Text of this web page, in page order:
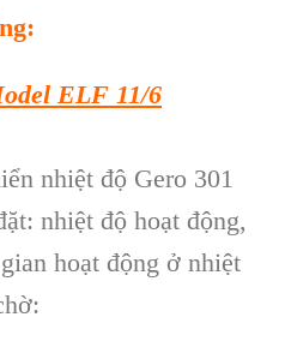
ELF 11/6
nhiệt độ Gero 301
nhiệt độ hoạt động,
hoạt động ở nhiệt